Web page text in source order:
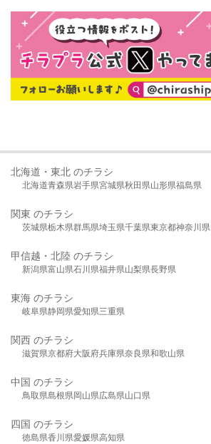
北海道・東北 のチラシ
北海道青森県岩手県宮城県秋田県山形県福島県
関東 のチラシ
茨城県栃木県群馬県埼玉県千葉県東京都神奈川県
甲信越・北陸 のチラシ
新潟県富山県石川県福井県山梨県長野県
東海 のチラシ
岐阜県静岡県愛知県三重県
関西 のチラシ
滋賀県京都府大阪府兵庫県奈良県和歌山県
中国 のチラシ
鳥取県島根県岡山県広島県山口県
四国 のチラシ
徳島県香川県愛媛県高知県